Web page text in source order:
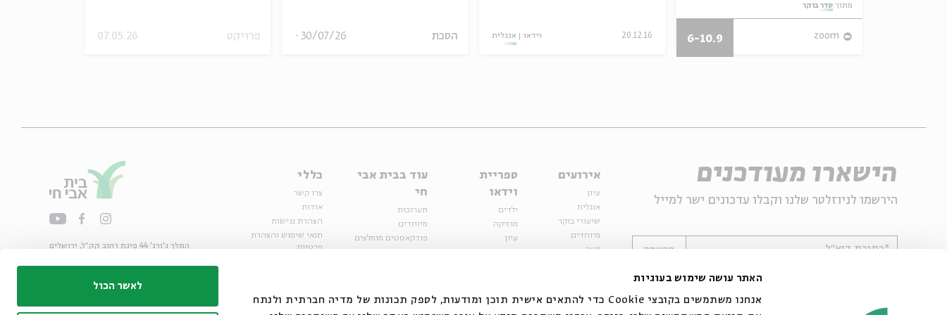
האתר עושה שימוש בעוגיות
אנחנו משתמשים בקובצי Cookie כדי להתאים אישית תוכן ומודעות, לספק תכונות של מדיה חברתית ולנתח
לאשר הכול
פרויקט 07.05.26 הסכת 30/07/26 אנגלית וידאו 20.12.16
מתוך:סדר בוקר
zoom
6-10.9
הישארו מעודכנים
הירשמו לניוזלטר שלנו וקבלו עדכונים ישר למייל
*כתובת דוא"ל הרשמה
אירועים
עיון
אנגלית
שיעורי בוקר
מיוחדים
נוער
אירועים
ספריית
וידאו
ילדים
מוזיקה
עיון
עוד בבית אבי
חי
תערוכות
מיוחדים
פודקאסטים מומלצים
כללי
צרו קשר
אודות
הצהרת נגישות
תנאי שימוש והצהרת
פרטיות
המלך ג'ורג' 44 פינת רחוב קק״ל, ירושלים